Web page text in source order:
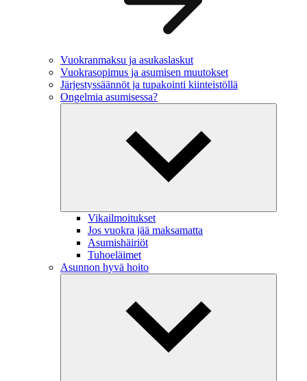
Vuokranmaksu ja asukaslaskut
Vuokrasopimus ja asumisen muutokset
Järjestyssäännöt ja tupakointi kiinteistöllä
Ongelmia asumisessa?
Vikailmoitukset
Jos vuokra jää maksamatta
Asumishäiriöt
Tuhoeläimet
Asunnon hyvä hoito